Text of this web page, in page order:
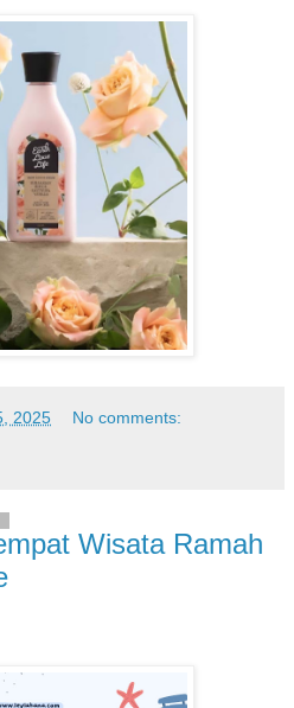
2025 No comments:
Wisata Ramah